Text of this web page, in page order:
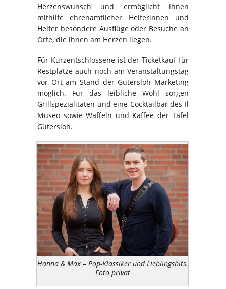
Herzenswunsch und ermöglicht ihnen
mithilfe ehrenamtlicher Helferinnen und
Helfer besondere Ausflüge oder Besuche an
Orte, die ihnen am Herzen liegen.
Für Kurzentschlossene ist der Ticketkauf für
Restplätze auch noch am Veranstaltungstag
vor Ort am Stand der Gütersloh Marketing
möglich. Für das leibliche Wohl sorgen
Grillspezialitäten und eine Cocktailbar des Il
Museo sowie Waffeln und Kaffee der Tafel
Gütersloh.
Hanna & Max – Pop-Klassiker und Lieblingshits.
Foto privat